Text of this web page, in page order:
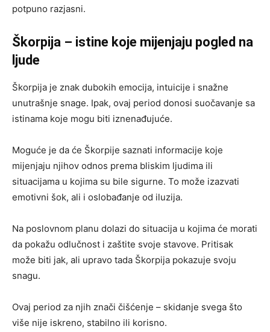
potpuno razjasni.
Škorpija – istine koje mijenjaju pogled na
ljude
Škorpija je znak dubokih emocija, intuicije i snažne
unutrašnje snage. Ipak, ovaj period donosi suočavanje sa
istinama koje mogu biti iznenađujuće.
Moguće je da će Škorpije saznati informacije koje
mijenjaju njihov odnos prema bliskim ljudima ili
situacijama u kojima su bile sigurne. To može izazvati
emotivni šok, ali i oslobađanje od iluzija.
Na poslovnom planu dolazi do situacija u kojima će morati
da pokažu odlučnost i zaštite svoje stavove. Pritisak
može biti jak, ali upravo tada Škorpija pokazuje svoju
snagu.
Ovaj period za njih znači čišćenje – skidanje svega što
više nije iskreno, stabilno ili korisno.